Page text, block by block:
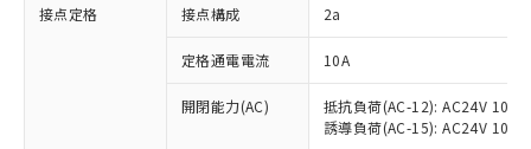
接点定格 接点構成 2a
定格通電電流 10A
開閉能力(AC)
抵抗負荷(AC-12): AC24V 10A/
誘導負荷(AC-15): AC24V
以下の条件をお読みいただき、同意のうえ
対応予定：EU RoHS指令（10物質）の非含
有に対応した製品に切り替える予定のある
対応予定なし：EU RoHS指令（10物質）の
非含有に非対応の商品で、対応品を出す予